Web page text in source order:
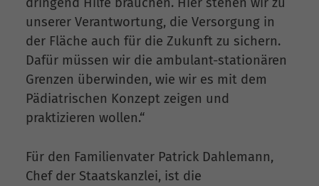
unserer Verantwortung, die Versorgung in
der Fläche auch für die Zukunft zu sichern.
Dafür müssen wir die ambulant-stationären
Grenzen überwinden, wie wir es mit dem
Pädiatrischen Konzept zeigen und
praktizieren wollen.“
Für den Familienvater Patrick Dahlemann,
Chef der Staatskanzlei, ist die